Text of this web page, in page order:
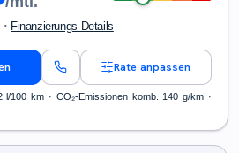
· Finanzierungs-Details
Rate anpassen
l/100 km · CO₂-Emissionen komb. 140 g/km ·